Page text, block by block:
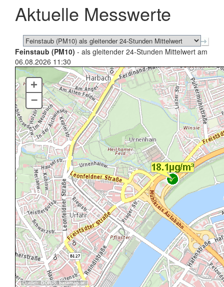
schließen
Aktuelle Messwerte
Feinstaub (PM10) - als gleitender 24-Stunden Mittelwert am
06.08.2026 11:30
Quellen: DORIS,basemap.at
+
–